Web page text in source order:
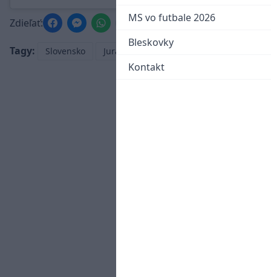
MS vo futbale 2026
Bleskovky
Kontakt
Zdieľať:
Tagy: Slovensko Juraj Slafkovský